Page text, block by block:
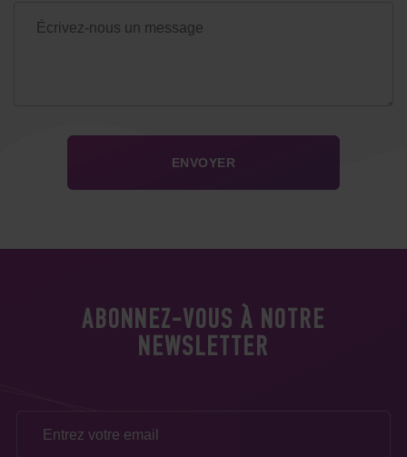
ABONNEZ-VOUS À NOTRE
NEWSLETTER